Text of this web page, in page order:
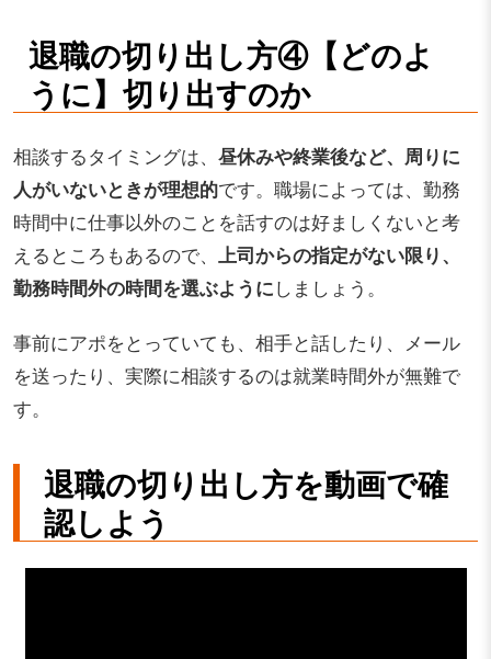
退職の切り出し方④【どのよ
うに】切り出すのか
相談するタイミングは、 昼休みや終業後など、周りに
人がいないときが理想的です。職場によっては、勤務
時間中に仕事以外のことを話すのは好ましくないと考
えるところもあるので、
上司からの指定がない限り、
勤務時間外の時間を選ぶようにしましょう。
事前にアポをとっていても、相手と話したり、メール
を送ったり、実際に相談するのは就業時間外が無難で
す。
退職の切り出し方を動画で確
認しよう